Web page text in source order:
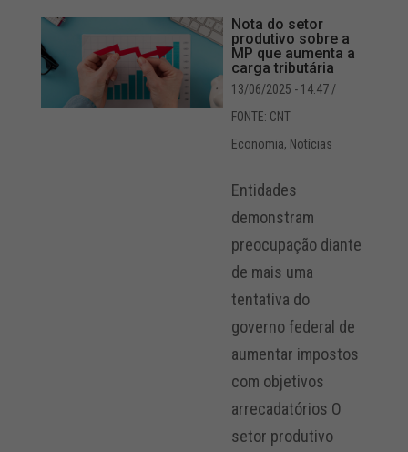
Nota do setor
produtivo sobre a
MP que aumenta a
carga tributária
13/06/2025 - 14:47/
FONTE: CNT
Economia, Notícias
Entidades
demonstram
preocupação diante
de mais uma
tentativa do
governo federal de
aumentar impostos
com objetivos
arrecadatórios O
setor produtivo